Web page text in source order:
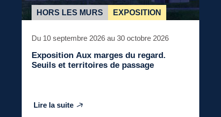
HORS LES MURS EXPOSITION
Du 10 septembre 2026 au 30 octobre 2026
Exposition Aux marges du regard.
Seuils et territoires de passage
Lire la suite